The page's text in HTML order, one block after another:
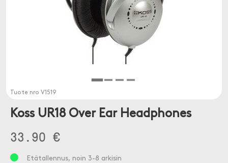
Tuote nro V1519
Koss UR18 Over Ear Headphones
33.90 €
Etätallennus, noin 3-8 arkisin